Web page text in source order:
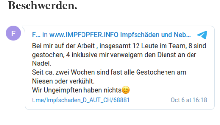
Beschwerden.